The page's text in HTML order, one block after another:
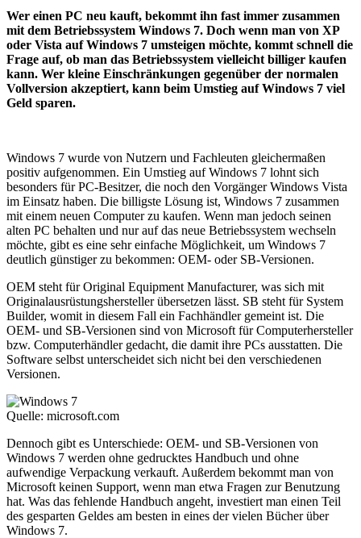
Wer einen PC neu kauft, bekommt ihn fast immer zusammen
mit dem Betriebssystem Windows 7. Doch wenn man von XP
oder Vista auf Windows 7 umsteigen möchte, kommt schnell die
Frage auf, ob man das Betriebssystem vielleicht billiger kaufen
kann. Wer kleine Einschränkungen gegenüber der normalen
Vollversion akzeptiert, kann beim Umstieg auf Windows 7 viel
Geld sparen.
Windows 7 wurde von Nutzern und Fachleuten gleichermaßen
positiv aufgenommen. Ein Umstieg auf Windows 7 lohnt sich
besonders für PC-Besitzer, die noch den Vorgänger Windows Vista
im Einsatz haben. Die billigste Lösung ist, Windows 7 zusammen
mit einem neuen Computer zu kaufen. Wenn man jedoch seinen
alten PC behalten und nur auf das neue Betriebssystem wechseln
möchte, gibt es eine sehr einfache Möglichkeit, um Windows 7
deutlich günstiger zu bekommen: OEM- oder SB-Versionen.
OEM steht für Original Equipment Manufacturer, was sich mit
Originalausrüstungshersteller übersetzen lässt. SB steht für System
Builder, womit in diesem Fall ein Fachhändler gemeint ist. Die
OEM- und SB-Versionen sind von Microsoft für Computerhersteller
bzw. Computerhändler gedacht, die damit ihre PCs ausstatten. Die
Software selbst unterscheidet sich nicht bei den verschiedenen
Versionen.
Quelle: microsoft.com
Dennoch gibt es Unterschiede: OEM- und SB-Versionen von
Windows 7 werden ohne gedrucktes Handbuch und ohne
aufwendige Verpackung verkauft. Außerdem bekommt man von
Microsoft keinen Support, wenn man etwa Fragen zur Benutzung
hat. Was das fehlende Handbuch angeht, investiert man einen Teil
des gesparten Geldes am besten in eines der vielen Bücher über
Windows 7.